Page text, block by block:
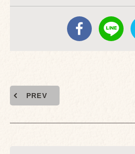
PREV